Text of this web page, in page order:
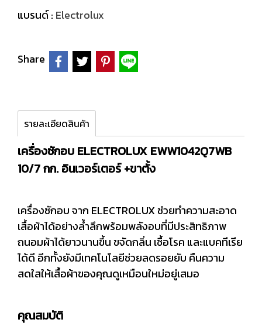
แบรนด์ : Electrolux
Share
รายละเอียดสินค้า
เครื่องซักอบ ELECTROLUX EWW1042Q7WB
10/7 กก. อินเวอร์เตอร์ +ขาตั้ง
เครื่องซักอบ จาก ELECTROLUX ช่วยทำความสะอาด
เสื้อผ้าได้อย่างล้ำลึกพร้อมพลังอบที่มีประสิทธิภาพ
ถนอมผ้าได้ยาวนานขึ้น ขจัดกลิ่น เชื้อโรค และแบคทีเรีย
ได้ดี อีกทั้งยังมีเทคโนโลยีช่วยลดรอยยับ คืนความ
สดใสให้เสื้อผ้าของคุณดูเหมือนใหม่อยู่เสมอ
คุณสมบัติ